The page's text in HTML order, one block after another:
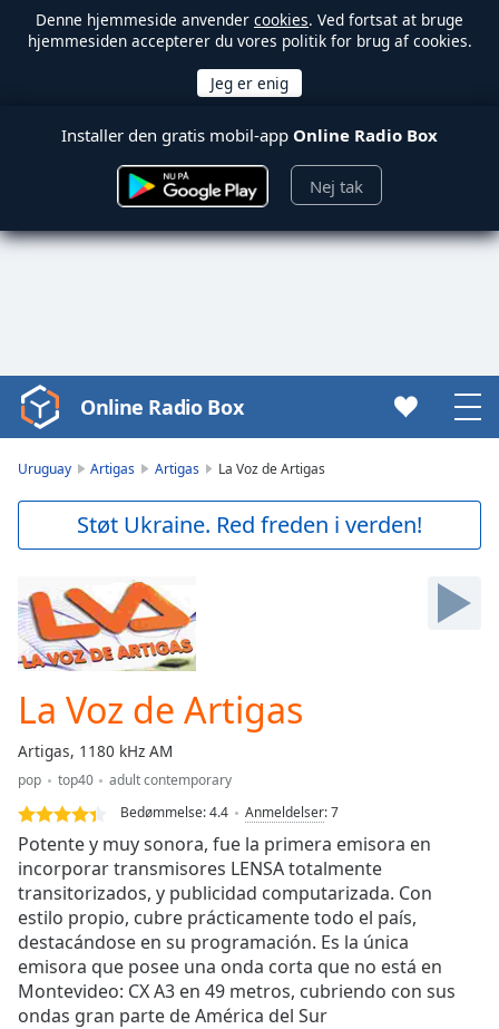
Denne hjemmeside anvender cookies. Ved fortsat at bruge
hjemmesiden accepterer du vores politik for brug af cookies.
Installer den gratis mobil-app Online Radio Box
Nej tak
Video
Player
Skip
Backward
Skip
Forward
Mute
Current
Time0:00
Duration
Loaded:
0.00%
Stream
TypeLIVE
Seek to
live,
currently
behind
LIVE
Remaining
Time-
Online Radio Box
Uruguay Artigas Artigas La Voz de Artigas
Støt Ukraine. Red freden i verden!
La Voz de Artigas
Artigas, 1180 kHz AM
pop top40
adult contemporary
Bedømmelse:4.4 Anmeldelser:7
Potente y muy sonora, fue la primera emisora en
incorporar transmisores LENSA totalmente
transitorizados, y publicidad computarizada. Con
estilo propio, cubre prácticamente todo el país,
destacándose en su programación. Es la única
emisora que posee una onda corta que no está en
Montevideo: CX A3 en 49 metros, cubriendo con sus
ondas gran parte de América del Sur